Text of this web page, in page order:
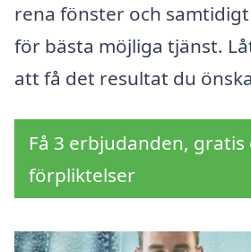
rena fönster och
för bästa möjliga tjänst.
att få det resultat du
Få 3 erbjudanden,
förpliktelser